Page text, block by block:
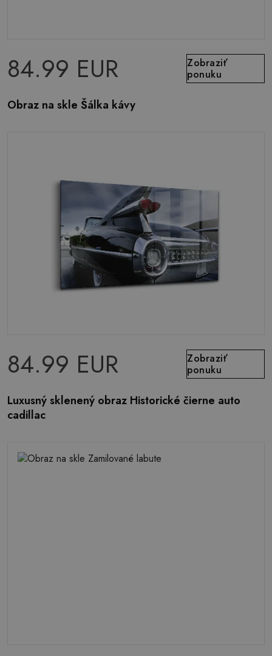
84.99 EUR
Zobraziť
ponuku
Obraz na skle Šálka kávy
84.99 EUR
Zobraziť
ponuku
Luxusný sklenený obraz Historické čierne auto
cadillac